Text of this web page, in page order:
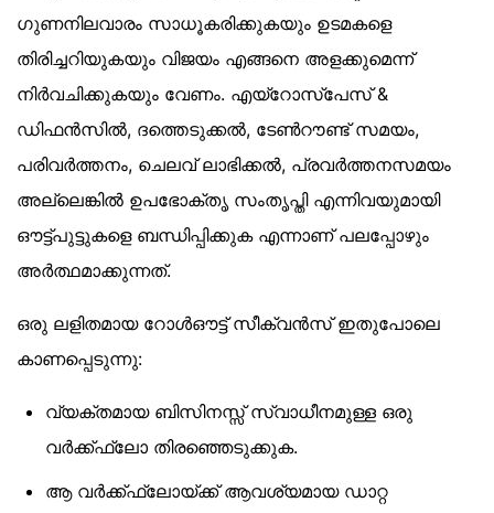
ഗുണനിലവാരം സാധൂകരിക്കുകയും ഉടമകളെ
തിരിച്ചറിയുകയും വിജയം എങ്ങനെ അളക്കുമെന്ന്
നിർവചിക്കുകയും വേണം. എയ്‌റോസ്‌പേസ് &
ഡിഫൻസിൽ, ദത്തെടുക്കൽ, ടേൺറൗണ്ട് സമയം,
പരിവർത്തനം, ചെലവ് ലാഭിക്കൽ, പ്രവർത്തനസമയം
അല്ലെങ്കിൽ ഉപഭോക്തൃ സംതൃപ്തി എന്നിവയുമായി
ഔട്ട്‌പുട്ടുകളെ ബന്ധിപ്പിക്കുക എന്നാണ് പലപ്പോഴും
അർത്ഥമാക്കുന്നത്.
ഒരു ലളിതമായ റോൾഔട്ട് സീക്വൻസ് ഇതുപോലെ
കാണപ്പെടുന്നു:
വ്യക്തമായ ബിസിനസ്സ് സ്വാധീനമുള്ള ഒരു
വർക്ക്ഫ്ലോ തിരഞ്ഞെടുക്കുക.
ആ വർക്ക്ഫ്ലോയ്ക്ക് ആവശ്യമായ ഡാറ്റ